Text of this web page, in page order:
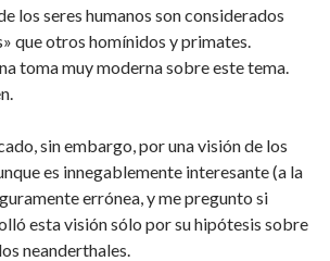
los seres humanos son considerados
que otros homínidos y primates.
toma muy moderna sobre este tema.
sin embargo, por una visión de los
es innegablemente interesante (a la
errónea, y me pregunto si
esta visión sólo por su hipótesis sobre
neanderthales.